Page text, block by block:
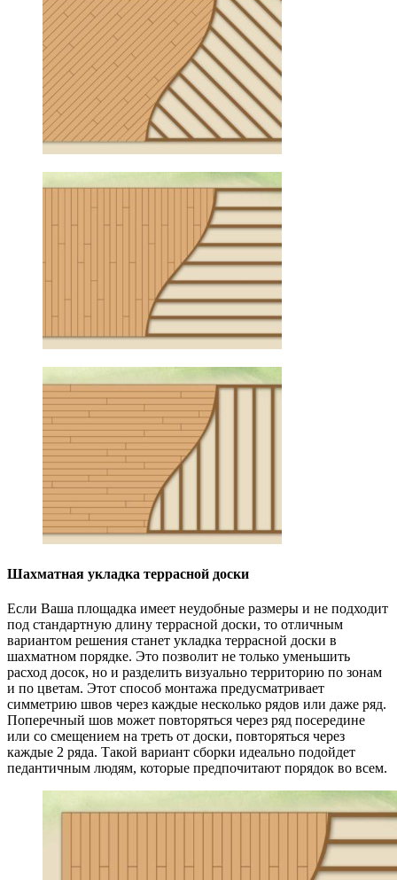
Шахматная укладка террасной доски
Если Ваша площадка имеет неудобные размеры и не подходит
под стандартную длину террасной доски, то отличным
вариантом решения станет укладка террасной доски в
шахматном порядке. Это позволит не только уменьшить
расход досок, но и разделить визуально территорию по зонам
и по цветам. Этот способ монтажа предусматривает
симметрию швов через каждые несколько рядов или даже ряд.
Поперечный шов может повторяться через ряд посередине
или со смещением на треть от доски, повторяться через
каждые 2 ряда. Такой вариант сборки идеально подойдет
педантичным людям, которые предпочитают порядок во всем.